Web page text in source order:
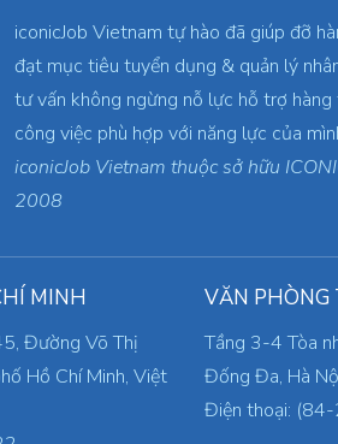
iconicJob Vietnam tự hào đã giúp đỡ
đạt mục tiêu tuyển dụng & quản lý
tư vấn không ngừng nỗ lực hỗ trợ
công việc phù hợp với năng lực của
iconicJob Vietnam thuộc sở hữu
2008
MINH
Đường Võ Thị
Hồ Chí Minh, Việt
VĂN PHÒNG
Tầng 3-4 Tòa
Đống Đa, Hà
Điện thoại: